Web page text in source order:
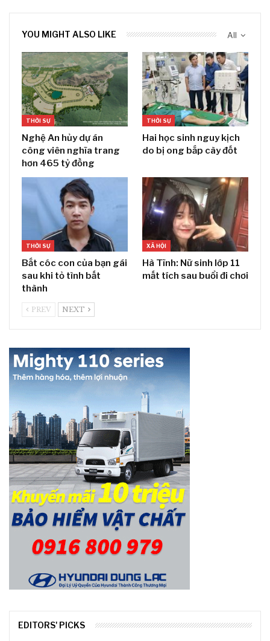
All
YOU MIGHT ALSO LIKE
THỜI SỰ
Nghệ An hủy dự án
công viên nghĩa trang
hơn 465 tỷ đồng
THỜI SỰ
Hai học sinh nguy kịch
do bị ong bắp cày đốt
THỜI SỰ
Bắt cóc con của bạn gái
sau khi tỏ tình bất
thành
XÃ HỘI
Hà Tĩnh: Nữ sinh lớp 11
mất tích sau buổi đi chơi
PREV NEXT
EDITORS' PICKS